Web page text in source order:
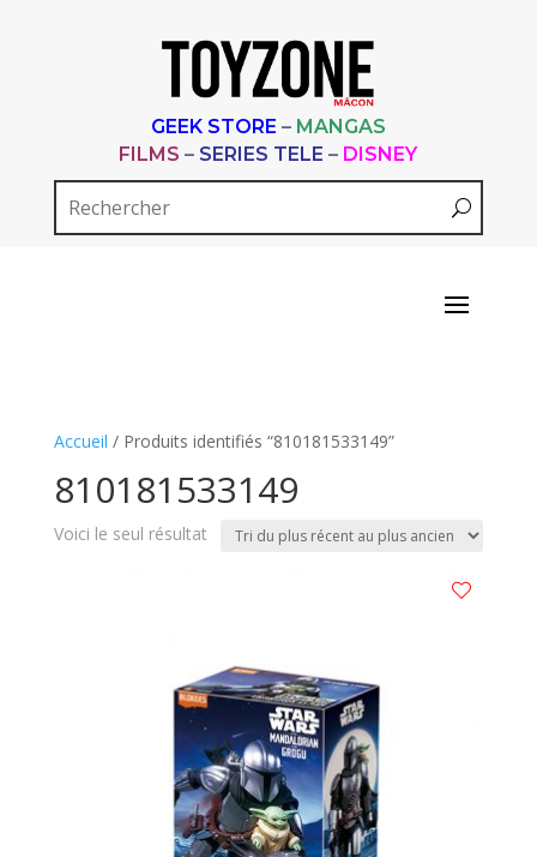
GEEK STORE – MANGAS
FILMS – SERIES TELE – DISNEY
Accueil / Produits identifiés “810181533149”
810181533149
Voici le seul résultat